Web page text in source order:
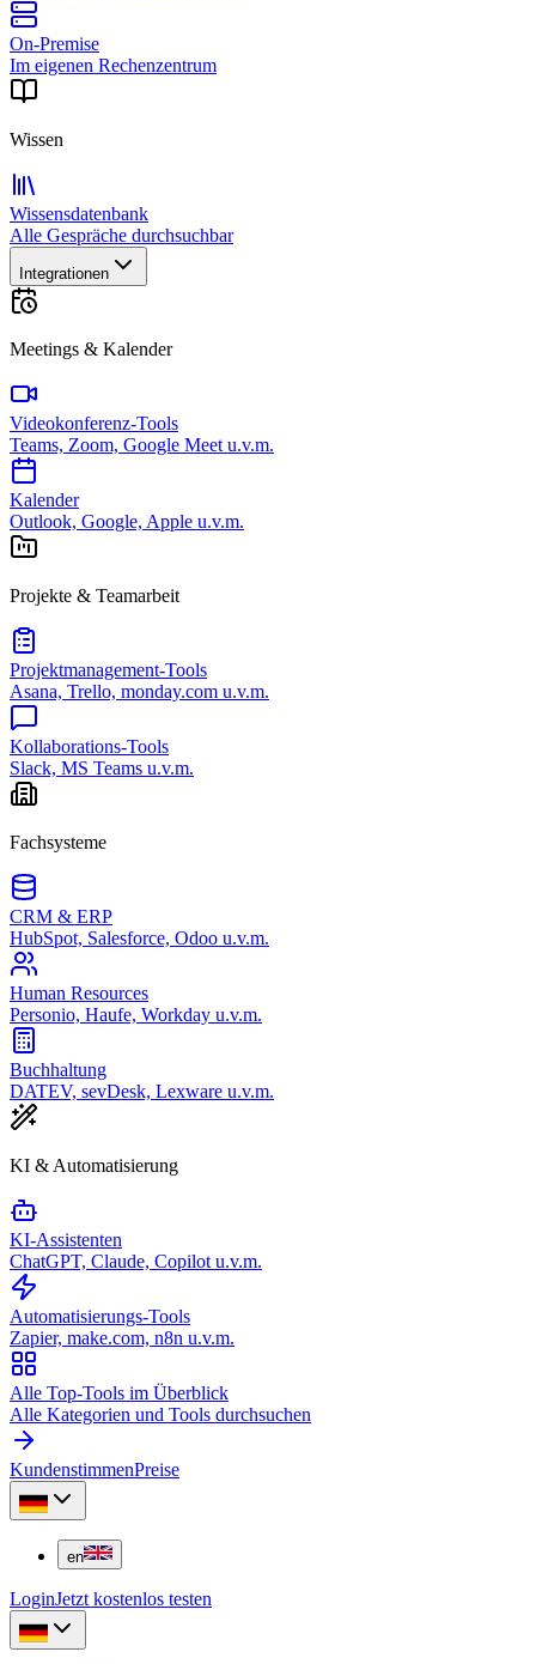
On-Premise
Im eigenen Rechenzentrum
Wissen
Wissensdatenbank
Alle Gespräche durchsuchbar
Integrationen
Meetings & Kalender
Videokonferenz-Tools
Teams, Zoom, Google Meet u.v.m.
Kalender
Outlook, Google, Apple u.v.m.
Projekte & Teamarbeit
Projektmanagement-Tools
Asana, Trello, monday.com u.v.m.
Kollaborations-Tools
Slack, MS Teams u.v.m.
Fachsysteme
CRM & ERP
HubSpot, Salesforce, Odoo u.v.m.
Human Resources
Personio, Haufe, Workday u.v.m.
Buchhaltung
DATEV, sevDesk, Lexware u.v.m.
KI & Automatisierung
KI-Assistenten
ChatGPT, Claude, Copilot u.v.m.
Automatisierungs-Tools
Zapier, make.com, n8n u.v.m.
Alle Top-Tools im Überblick
Alle Kategorien und Tools durchsuchen
KundenstimmenPreise
en
LoginJetzt kostenlos testen